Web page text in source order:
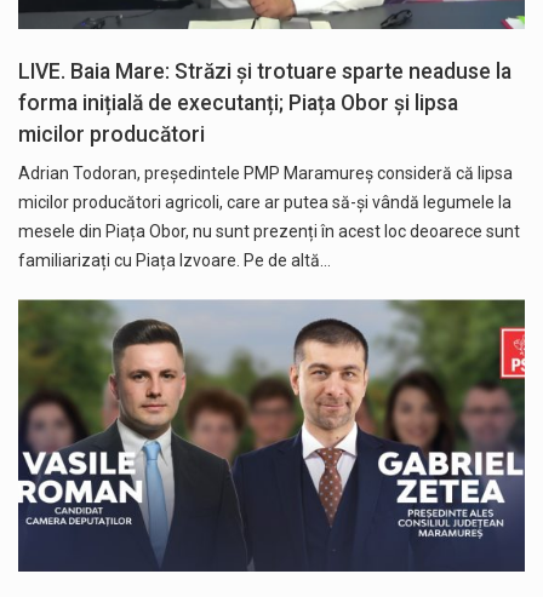
LIVE. Baia Mare: Străzi și trotuare sparte neaduse la
forma inițială de executanți; Piața Obor și lipsa
micilor producători
Adrian Todoran, președintele PMP Maramureș consideră că lipsa
micilor producători agricoli, care ar putea să-și vândă legumele la
mesele din Piața Obor, nu sunt prezenți în acest loc deoarece sunt
familiarizați cu Piața Izvoare. Pe de altă…